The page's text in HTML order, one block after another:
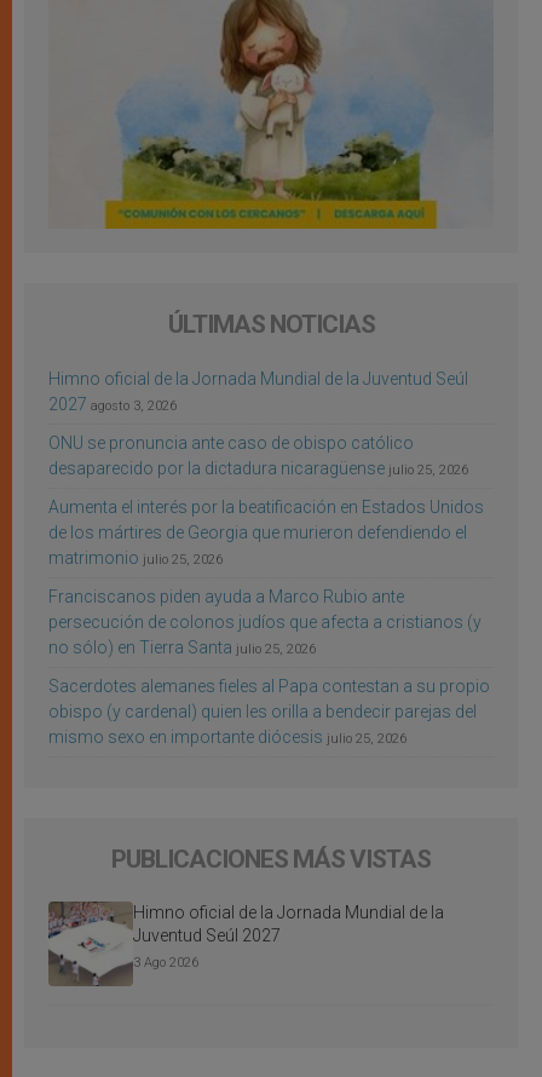
ÚLTIMAS NOTICIAS
Himno oficial de la Jornada Mundial de la Juventud Seúl
2027 agosto 3, 2026
ONU se pronuncia ante caso de obispo católico
desaparecido por la dictadura nicaragüense julio 25, 2026
Aumenta el interés por la beatificación en Estados Unidos
de los mártires de Georgia que murieron defendiendo el
matrimonio julio 25, 2026
Franciscanos piden ayuda a Marco Rubio ante
persecución de colonos judíos que afecta a cristianos (y
no sólo) en Tierra Santa julio 25, 2026
Sacerdotes alemanes fieles al Papa contestan a su propio
obispo (y cardenal) quien les orilla a bendecir parejas del
mismo sexo en importante diócesis julio 25, 2026
PUBLICACIONES MÁS VISTAS
Himno oficial de la Jornada Mundial de la
Juventud Seúl 2027
3 Ago 2026